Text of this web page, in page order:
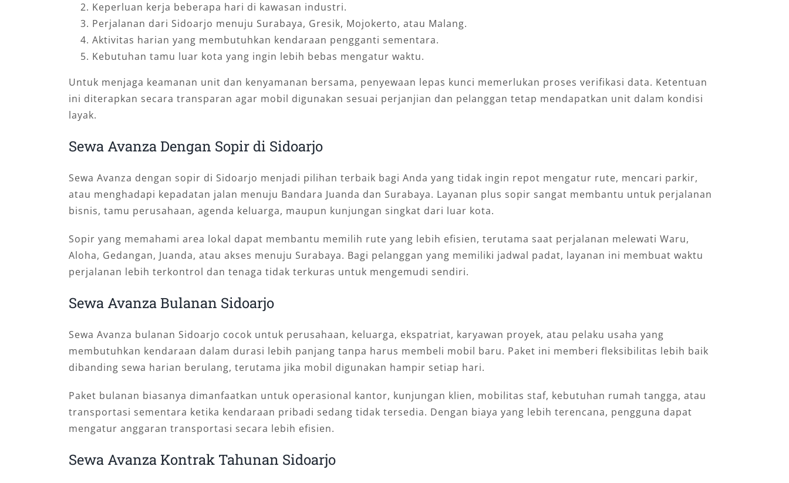
Keperluan kerja beberapa hari di kawasan industri.
Perjalanan dari Sidoarjo menuju Surabaya, Gresik, Mojokerto, atau Malang.
Aktivitas harian yang membutuhkan kendaraan pengganti sementara.
Kebutuhan tamu luar kota yang ingin lebih bebas mengatur waktu.
Untuk menjaga keamanan unit dan kenyamanan bersama, penyewaan lepas kunci memerlukan proses verifikasi data. Ketentuan
ini diterapkan secara transparan agar mobil digunakan sesuai perjanjian dan pelanggan tetap mendapatkan unit dalam kondisi
layak.
Sewa Avanza Dengan Sopir di Sidoarjo
Sewa Avanza dengan sopir di Sidoarjo menjadi pilihan terbaik bagi Anda yang tidak ingin repot mengatur rute, mencari parkir,
atau menghadapi kepadatan jalan menuju Bandara Juanda dan Surabaya. Layanan plus sopir sangat membantu untuk perjalanan
bisnis, tamu perusahaan, agenda keluarga, maupun kunjungan singkat dari luar kota.
Sopir yang memahami area lokal dapat membantu memilih rute yang lebih efisien, terutama saat perjalanan melewati Waru,
Aloha, Gedangan, Juanda, atau akses menuju Surabaya. Bagi pelanggan yang memiliki jadwal padat, layanan ini membuat waktu
perjalanan lebih terkontrol dan tenaga tidak terkuras untuk mengemudi sendiri.
Sewa Avanza Bulanan Sidoarjo
Sewa Avanza bulanan Sidoarjo cocok untuk perusahaan, keluarga, ekspatriat, karyawan proyek, atau pelaku usaha yang
membutuhkan kendaraan dalam durasi lebih panjang tanpa harus membeli mobil baru. Paket ini memberi fleksibilitas lebih baik
dibanding sewa harian berulang, terutama jika mobil digunakan hampir setiap hari.
Paket bulanan biasanya dimanfaatkan untuk operasional kantor, kunjungan klien, mobilitas staf, kebutuhan rumah tangga, atau
transportasi sementara ketika kendaraan pribadi sedang tidak tersedia. Dengan biaya yang lebih terencana, pengguna dapat
mengatur anggaran transportasi secara lebih efisien.
Sewa Avanza Kontrak Tahunan Sidoarjo